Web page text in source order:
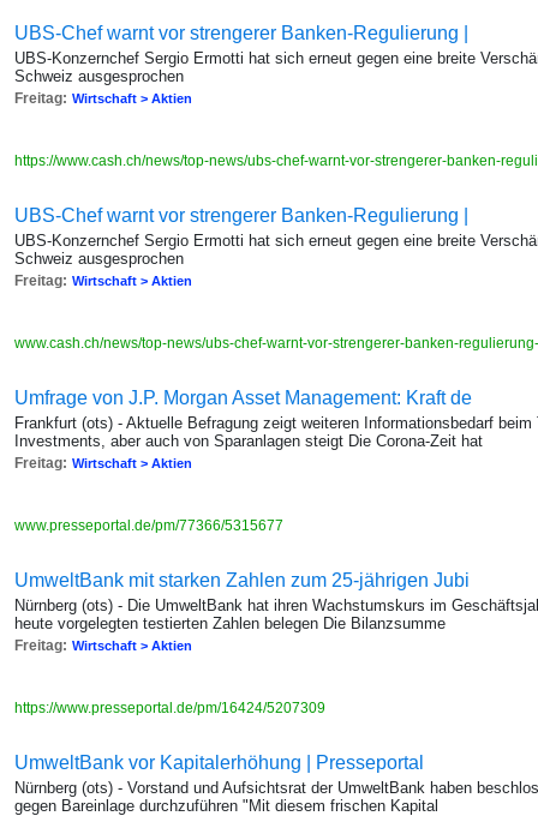
UBS-Chef warnt vor strengerer Banken-Regulierung |
UBS-Konzernchef Sergio Ermotti hat sich erneut gegen eine breite
Schweiz ausgesprochen
Freitag: Wirtschaft > Aktien
https://www.cash.ch/news/top-news/ubs-chef-warnt-vor-strengerer-banken-
UBS-Chef warnt vor strengerer Banken-Regulierung |
UBS-Konzernchef Sergio Ermotti hat sich erneut gegen eine breite
Schweiz ausgesprochen
Freitag: Wirtschaft > Aktien
www.cash.ch/news/top-news/ubs-chef-warnt-vor-strengerer-banken-
Umfrage von J.P. Morgan Asset Management: Kraft de
Frankfurt (ots) - Aktuelle Befragung zeigt weiteren Informationsbedarf
Investments, aber auch von Sparanlagen steigt Die Corona-Zeit hat
Freitag: Wirtschaft > Aktien
www.presseportal.de/pm/77366/5315677
UmweltBank mit starken Zahlen zum 25-jährigen Jubi
Nürnberg (ots) - Die UmweltBank hat ihren Wachstumskurs im
heute vorgelegten testierten Zahlen belegen Die Bilanzsumme
Freitag: Wirtschaft > Aktien
https://www.presseportal.de/pm/16424/5207309
UmweltBank vor Kapitalerhöhung | Presseportal
Nürnberg (ots) - Vorstand und Aufsichtsrat der UmweltBank haben
gegen Bareinlage durchzuführen "Mit diesem frischen Kapital